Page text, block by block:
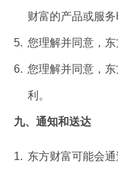
财富的产品或服
5. 您理解并同意，
6. 您理解并同意，
利。
九、通知和送达
1. 东方财富可能会